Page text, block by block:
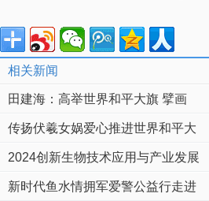
相关新闻
田建海：高举世界和平大旗 擘画
传扬伏羲女娲爱心推进世界和平大
2024创新生物技术应用与产业发展
新时代鱼水情拥军爱警公益行走进